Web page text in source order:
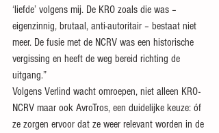
‘liefde’ volgens mij. De KRO zoals die was –
eigenzinnig, brutaal, anti-autoritair – bestaat niet
meer. De fusie met de NCRV was een historische
vergissing en heeft de weg bereid richting de
uitgang.”
Volgens Verlind wacht omroepen, niet alleen KRO-
NCRV maar ook AvroTros, een duidelijke keuze: óf
ze zorgen ervoor dat ze weer relevant worden in de